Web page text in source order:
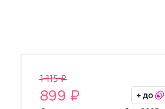
1 115 ₽
899 ₽ + до